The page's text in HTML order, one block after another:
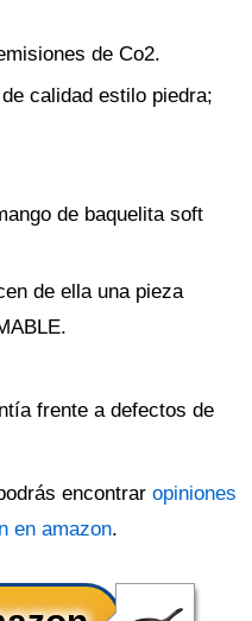
de Co2.
calidad estilo piedra;
de baquelita soft
de ella una pieza
frente a defectos de
encontrar opiniones
en amazon.